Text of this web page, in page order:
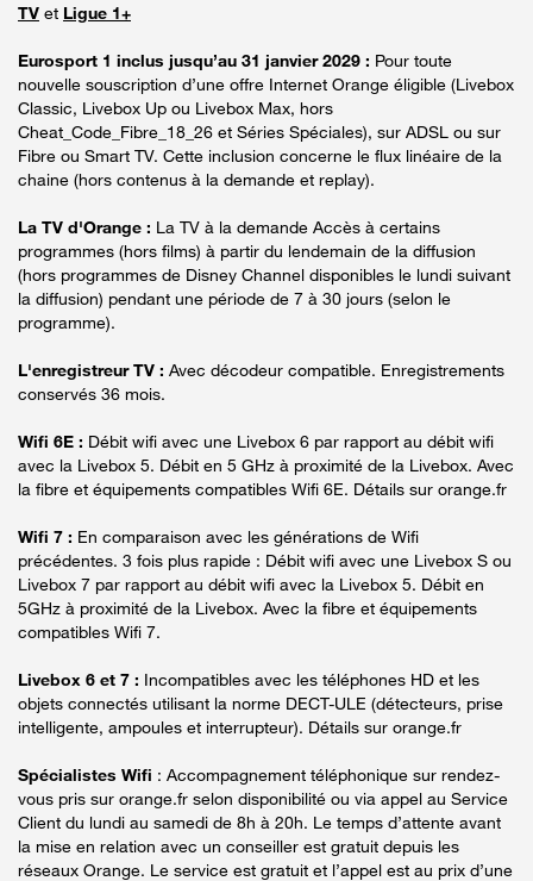
TV et Ligue 1+
Eurosport 1 inclus jusqu’au 31 janvier 2029 : Pour toute
nouvelle souscription d’une offre Internet Orange éligible (Livebox
Classic, Livebox Up ou Livebox Max, hors
Cheat_Code_Fibre_18_26 et Séries Spéciales), sur ADSL ou sur
Fibre ou Smart TV. Cette inclusion concerne le flux linéaire de la
chaine (hors contenus à la demande et replay).
La TV d'Orange : La TV à la demande Accès à certains
programmes (hors films) à partir du lendemain de la diffusion
(hors programmes de Disney Channel disponibles le lundi suivant
la diffusion) pendant une période de 7 à 30 jours (selon le
programme).
L'enregistreur TV : Avec décodeur compatible. Enregistrements
conservés 36 mois.
Wifi 6E : Débit wifi avec une Livebox 6 par rapport au débit wifi
avec la Livebox 5. Débit en 5 GHz à proximité de la Livebox. Avec
la fibre et équipements compatibles Wifi 6E. Détails sur orange.fr
Wifi 7 : En comparaison avec les générations de Wifi
précédentes. 3 fois plus rapide : Débit wifi avec une Livebox S ou
Livebox 7 par rapport au débit wifi avec la Livebox 5. Débit en
5GHz à proximité de la Livebox. Avec la fibre et équipements
compatibles Wifi 7.
Livebox 6 et 7 : Incompatibles avec les téléphones HD et les
objets connectés utilisant la norme DECT-ULE (détecteurs, prise
intelligente, ampoules et interrupteur). Détails sur orange.fr
Spécialistes Wifi : Accompagnement téléphonique sur rendez-
vous pris sur orange.fr selon disponibilité ou via appel au Service
Client du lundi au samedi de 8h à 20h. Le temps d’attente avant
la mise en relation avec un conseiller est gratuit depuis les
réseaux Orange. Le service est gratuit et l’appel est au prix d’une